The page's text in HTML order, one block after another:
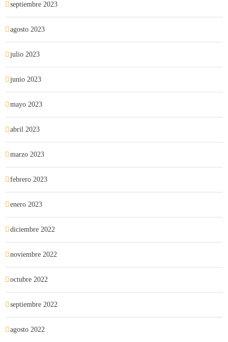
septiembre 2023
agosto 2023
julio 2023
junio 2023
mayo 2023
abril 2023
marzo 2023
febrero 2023
enero 2023
diciembre 2022
noviembre 2022
octubre 2022
septiembre 2022
agosto 2022